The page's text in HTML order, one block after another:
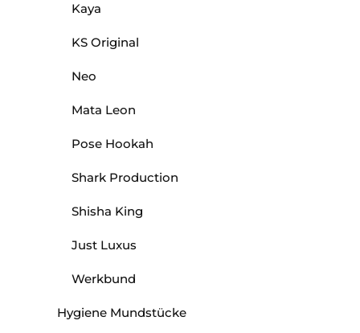
Kaya
KS Original
Neo
Mata Leon
Pose Hookah
Shark Production
Shisha King
Just Luxus
Werkbund
Hygiene Mundstücke